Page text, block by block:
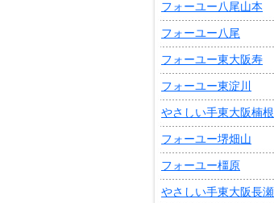
フォーユー八尾山本
フォーユー八尾
フォーユー東大阪寿
フォーユー東淀川
やさしい手東大阪楠根
フォーユー堺畑山
フォーユー橿原
やさしい手東大阪長瀬